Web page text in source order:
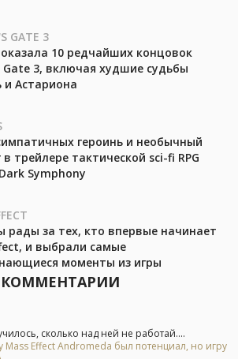
GATE 3
10 редчайших концовок
Gate 3, включая худшие судьбы
и Астариона
героинь и необычный
в трейлере тактической sci-fi RPG
Symphony
рады за тех, кто впервые начинает
и выбрали самые
моменты из игры
сколько над ней не работай....
Mass Effect Andromeda был потенциал, но игру